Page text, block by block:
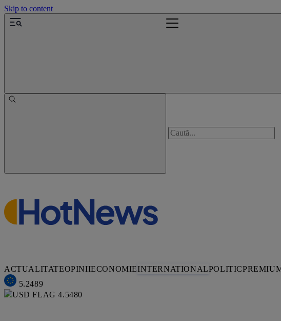
Skip to content
ACTUALITATEOPINIIECONOMIEINTERNATIONALPOLITIC
5.2489
4.5480